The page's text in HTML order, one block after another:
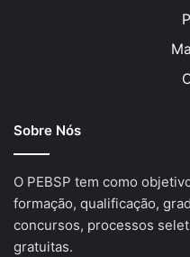
Sobre Nós
O PEBSP tem como
formação, qualificação,
concursos, processos
gratuitas.